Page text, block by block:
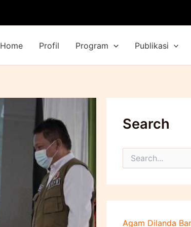
Home
Profil Program Publikasi
Search
a
u
t
Agam Dilanda